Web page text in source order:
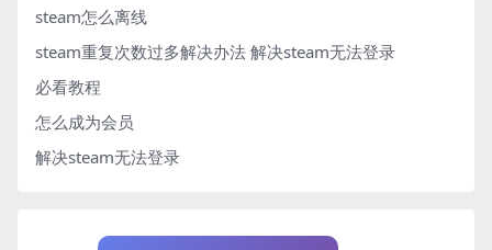
steam怎么离线
steam重复次数过多解决办法 解决steam无法登录
必看教程
怎么成为会员
解决steam无法登录